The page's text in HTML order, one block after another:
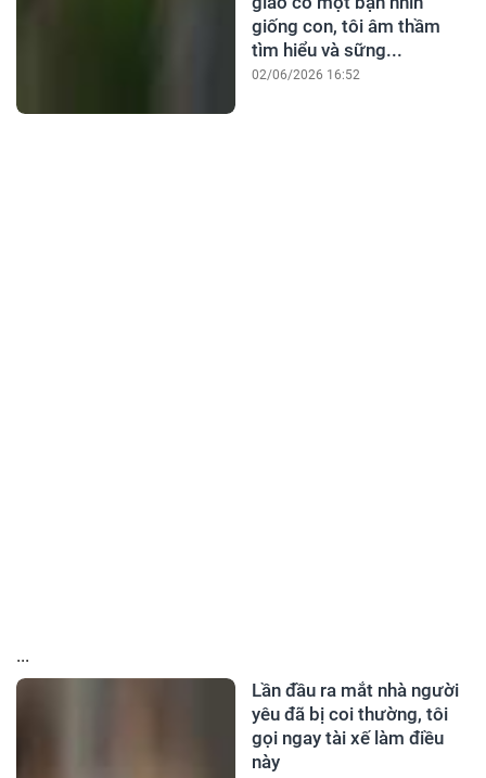
giống con, tôi âm thầm
tìm hiểu và sững...
02/06/2026 16:52
...
Lần đầu ra mắt nhà người
yêu đã bị coi thường, tôi
gọi ngay tài xế làm điều
này